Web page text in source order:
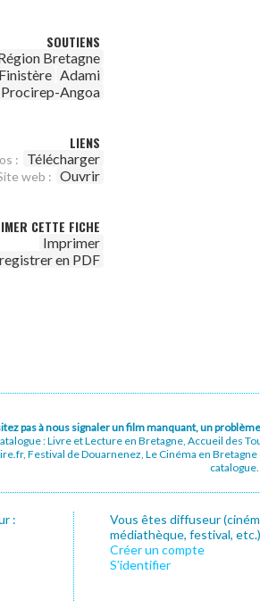
SOUTIENS
Bretagne
Adami
Procirep-Angoa
LIENS
: Télécharger
web : Ouvrir
CETTE FICHE
Imprimer
en PDF
pas à nous signaler un film manquant, un
: Livre et Lecture en Bretagne, Accueil des
Festival de Douarnenez, Le Cinéma en
catalogue.
:
Vous êtes diffuseur
médiathèque, festival,
Créer un compte
S’identifier